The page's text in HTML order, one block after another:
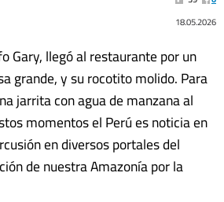
18.05.2026
Gary, llegó al restaurante por un
grande, y su rocotito molido. Para
jarrita con agua de manzana al
momentos el Perú es noticia en
en diversos portales del
de nuestra Amazonía por la